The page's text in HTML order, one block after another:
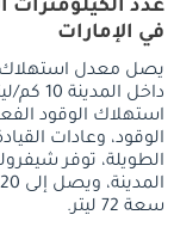
عدد
في الإمارات
داخل
استهلاك الوقود
الوقود، وعادات
سعة 72 ليتر.